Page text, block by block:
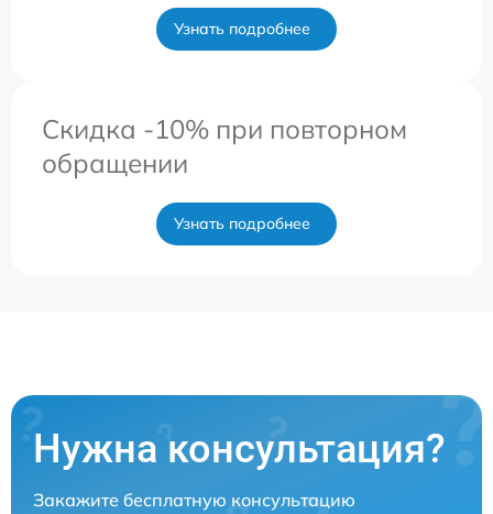
Узнать подробнее
Скидка -10% при повторном
обращении
Узнать подробнее
Нужна консультация?
Закажите бесплатную консультацию